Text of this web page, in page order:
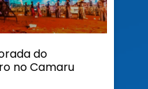
do
no Camaru